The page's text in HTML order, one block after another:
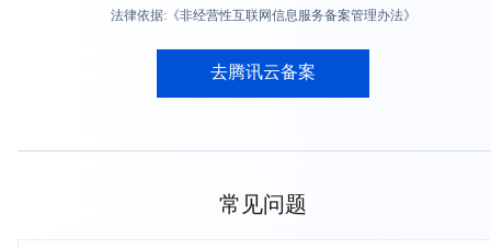
法律依据:《非经营性互联网信息服务备案管理办法》
去腾讯云备案
常见问题